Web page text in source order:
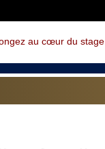
au cœur du stage